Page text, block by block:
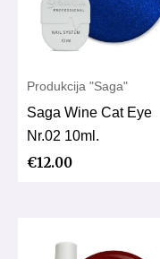
Produkcija "Saga"
Saga Wine Cat Eye
Nr.02 10ml.
€12.00